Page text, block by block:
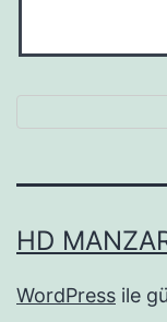
HD
WordPress ile